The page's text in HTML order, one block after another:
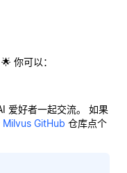
你可以：
爱好者一起交流。 如果
Milvus GitHub 仓库点个